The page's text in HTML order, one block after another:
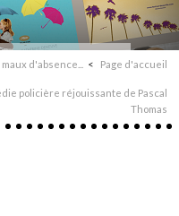
d'absence... Page d'accueil
policière réjouissante de Pascal
Thomas